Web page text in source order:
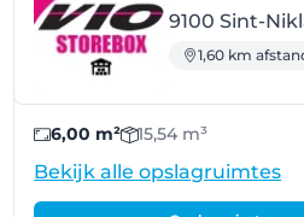
9100 Sint-
1,60 km
6,00 m² 15,54 m³
Bekijk alle opslagruimtes